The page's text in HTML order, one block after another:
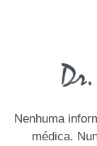
Nenhuma
médica.